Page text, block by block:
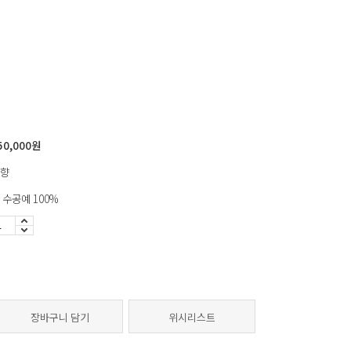
원
공예 100%
장바구니 담기 위시리스트